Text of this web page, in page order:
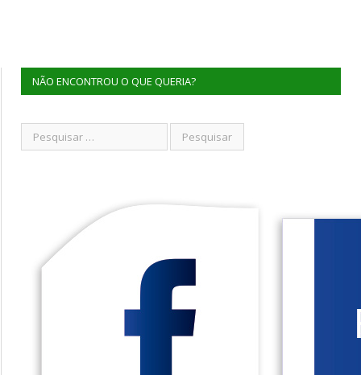
NÃO ENCONTROU O QUE QUERIA?